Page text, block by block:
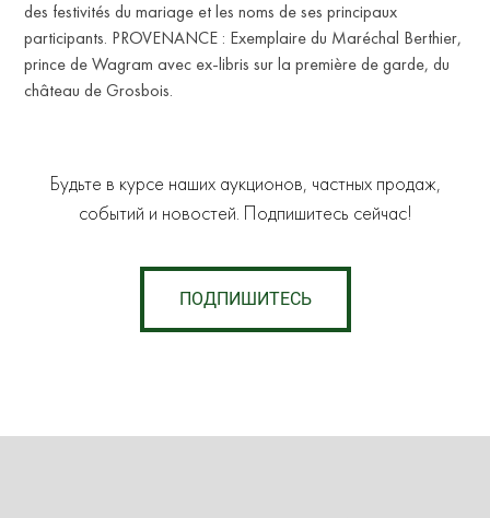
des festivités du mariage et les noms de ses principaux
participants. PROVENANCE : Exemplaire du Maréchal Berthier,
prince de Wagram avec ex-libris sur la première de garde, du
château de Grosbois.
Будьте в курсе наших аукционов, частных продаж,
событий и новостей. Подпишитесь сейчас!
ПОДПИШИТЕСЬ